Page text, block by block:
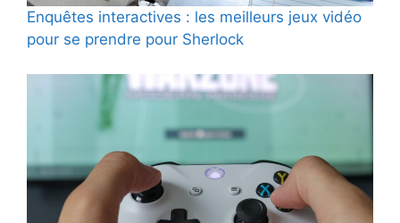
Enquêtes interactives : les meilleurs jeux vidéo
pour se prendre pour Sherlock